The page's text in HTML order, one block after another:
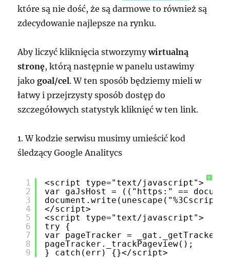
które są nie dość, że są darmowe to również są
zdecydowanie najlepsze na rynku.
Aby liczyć kliknięcia stworzymywirtualną
stronę, którą następnie w panelu ustawimy
jako goal/cel. W ten sposób będziemy mieli w
łatwy i przejrzysty sposób dostęp do
szczegółowych statystyk kliknięć w ten link.
1. W kodzie serwisu musimy umieścić kod
śledzący Google Analitycs
?
1
2
3
4
5
6
7
8
9
<script type="text/javascript">
var gaJsHost = (("https:" ==
</script>
<script type="text/javascript">
try {
var pageTracker =
pageTracker._trackPageview();
} catch(err) {}</script>